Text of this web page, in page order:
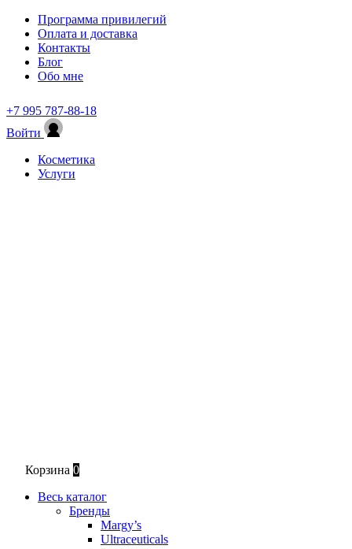
Программа привилегий
Оплата и доставка
Контакты
Блог
Обо мне
+7 995 787-88-18
Войти
Косметика
Услуги
Корзина 0
Весь каталог
Бренды
Margy’s
Ultraceuticals